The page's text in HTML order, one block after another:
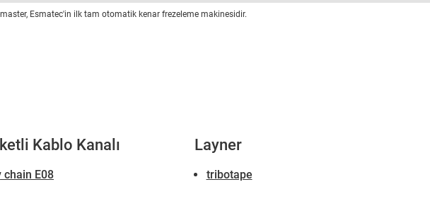
Esmatec'in ilk tam otomatik kenar frezeleme makinesidir.
Kablo Kanalı
chain E08
Layner
tribotape